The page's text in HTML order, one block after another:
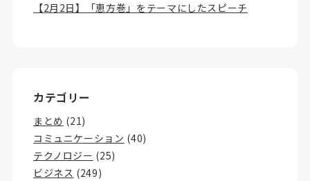
【2月2日】「恵方巻」をテーマにしたスピーチ
カテゴリー
まとめ (21)
コミュニケーション (40)
テクノロジー (25)
ビジネス (249)